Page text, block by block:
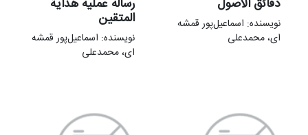
دقائق الأصول
نویسنده: اسماعیل‌پور قمشه
ای، محمدعلی
رساله عملیه هدایة
المتقین
نویسنده: اسماعیل‌پور قمشه
ای، محمدعلی